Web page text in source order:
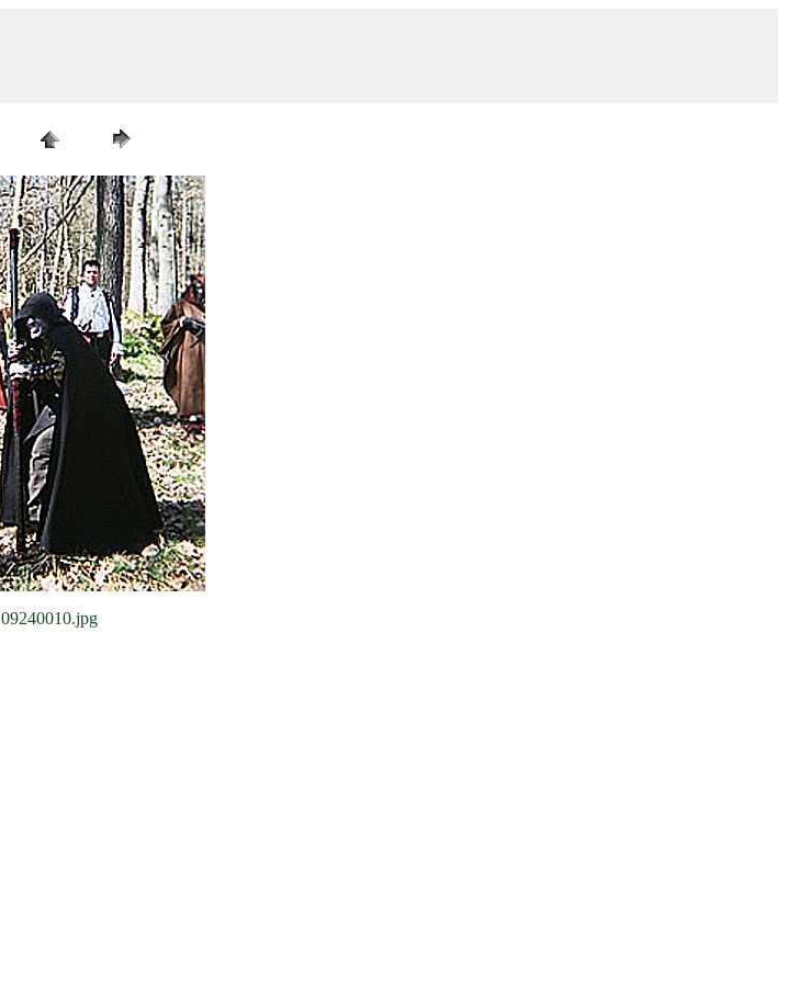
09240010.jpg